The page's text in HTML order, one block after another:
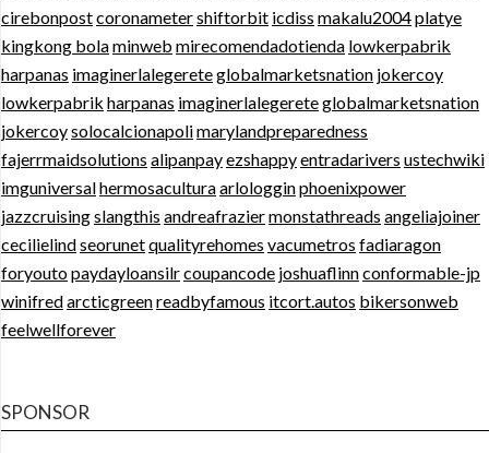
cirebonpostcoronametershiftorbit icdiss makalu2004platye
kingkong bolaminweb mirecomendadotienda lowkerpabrik
harpanas imaginerlalegereteglobalmarketsnation jokercoy
lowkerpabrik harpanas imaginerlalegereteglobalmarketsnation
jokercoysolocalcionapolimarylandpreparedness
fajerrmaidsolutions alipanpayezshappyentradarivers ustechwiki
imguniversalhermosaculturaarlologginphoenixpower
jazzcruisingslangthis andreafraziermonstathreads angeliajoiner
cecilielindseorunetqualityrehomes vacumetros fadiaragon
foryoutopaydayloansilrcoupancode joshuaflinnconformable-jp
winifredarcticgreenreadbyfamous itcort.autos bikersonweb
feelwellforever
SPONSOR